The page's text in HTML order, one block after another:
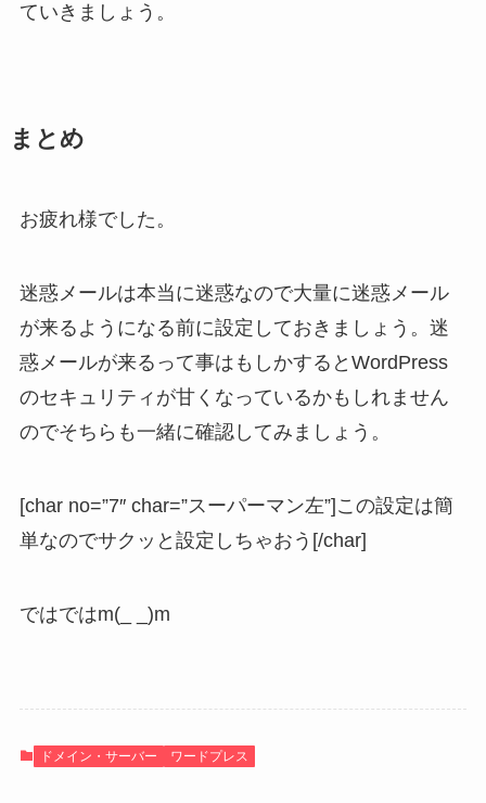
ていきましょう。
まとめ
お疲れ様でした。
迷惑メールは本当に迷惑なので大量に迷惑メール
が来るようになる前に設定しておきましょう。迷
惑メールが来るって事はもしかするとWordPress
のセキュリティが甘くなっているかもしれません
のでそちらも一緒に確認してみましょう。
[char no=”7″ char=”スーパーマン左”]この設定は簡
単なのでサクッと設定しちゃおう[/char]
ではではm(_ _)m
ドメイン・サーバー ワードプレス